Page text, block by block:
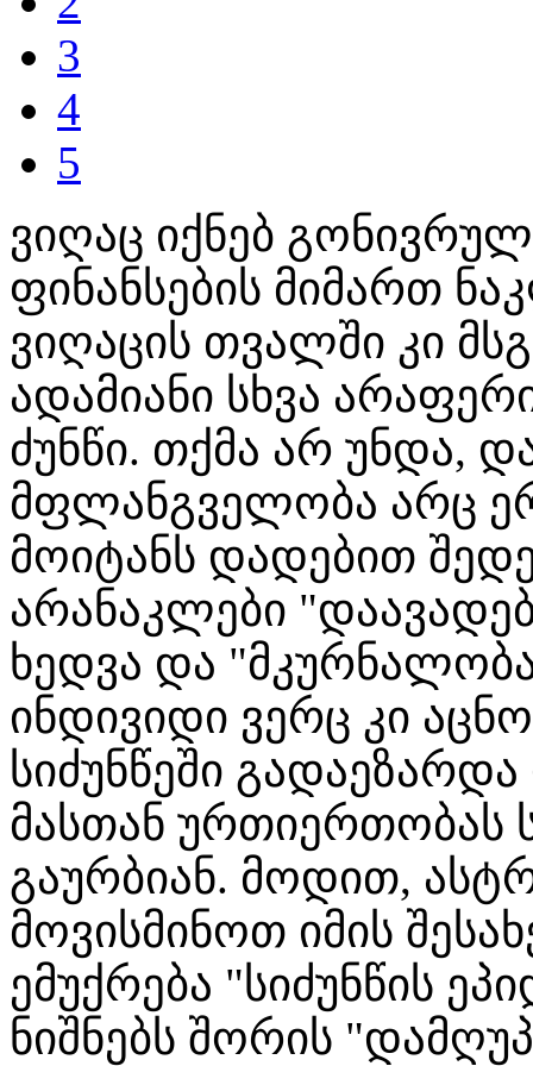
3
4
5
ვიღაც იქნებ
ფინანსების მიმართ
ვიღაცის თვალში კი
ადამიანი სხვა
ძუნწი. თქმა არ უნდა,
მფლანგველობა არც
მოიტანს დადებით
არანაკლები
ხედვა და
ინდივიდი ვერც კი
სიძუნწეში
მასთან ურთიერთობას
გაურბიან. მოდით,
მოვისმინოთ იმის
ემუქრება "სიძუნწის
ნიშნებს შორის